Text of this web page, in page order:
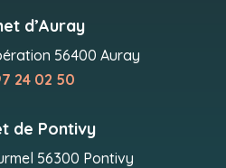
d’Auray
56400 Auray
24 02 50
de Pontivy
56300 Pontivy